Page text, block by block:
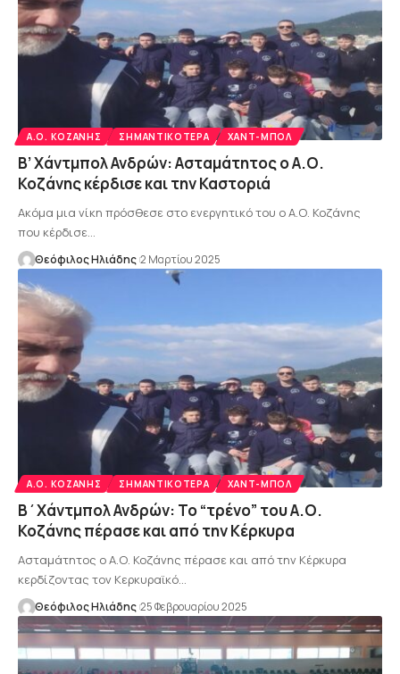
Α.Ο. ΚΟΖΆΝΗΣ ΣΗΜΑΝΤΙΚΌΤΕΡΑ ΧΑΝΤ-ΜΠΟΛ
Β’ Χάντμπολ Ανδρών: Ασταμάτητος ο Α.Ο.
Κοζάνης κέρδισε και την Καστοριά
Ακόμα μια νίκη πρόσθεσε στο ενεργητικό του ο Α.Ο. Κοζάνης
που κέρδισε…
Θεόφιλος Ηλιάδης 2 Μαρτίου 2025
Α.Ο. ΚΟΖΆΝΗΣ ΣΗΜΑΝΤΙΚΌΤΕΡΑ ΧΑΝΤ-ΜΠΟΛ
Β΄Χάντμπολ Ανδρών: Το “τρένο” του Α.Ο.
Κοζάνης πέρασε και από την Κέρκυρα
Ασταμάτητος ο Α.Ο. Κοζάνης πέρασε και από την Κέρκυρα
κερδίζοντας τον Κερκυραϊκό…
Θεόφιλος Ηλιάδης 25 Φεβρουαρίου 2025